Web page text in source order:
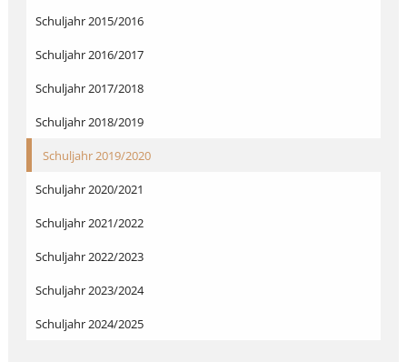
Schuljahr 2015/2016
Schuljahr 2016/2017
Schuljahr 2017/2018
Schuljahr 2018/2019
Schuljahr 2019/2020
Schuljahr 2020/2021
Schuljahr 2021/2022
Schuljahr 2022/2023
Schuljahr 2023/2024
Schuljahr 2024/2025